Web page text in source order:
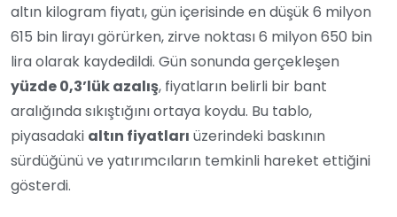
altın kilogram fiyatı, gün içerisinde en düşük 6 milyon
615 bin lirayı görürken, zirve noktası 6 milyon 650 bin
lira olarak kaydedildi. Gün sonunda gerçekleşen
yüzde 0,3’lük azalış, fiyatların belirli bir bant
aralığında sıkıştığını ortaya koydu. Bu tablo,
piyasadaki altın fiyatları üzerindeki baskının
sürdüğünü ve yatırımcıların temkinli hareket ettiğini
gösterdi.